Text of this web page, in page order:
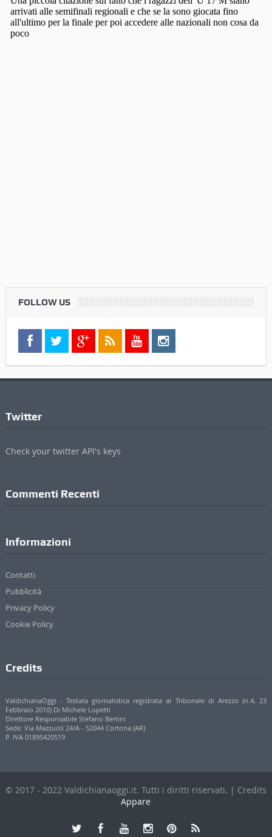
FOLLOW US
Twitter
Check your twitter API's keys
Commenti Recenti
Informazioni
Contatti
Pubblicità
Privacy Policy
Cookie Policy
Credits
ValdichianaOggi - Testata giornalistica registrata al Tribunale di Arezzo (n.4, 23
Febbraio 2010) Di Michele Lupetti
Direttore Responsabile Stefano Bertini
Sede: Via Mazzuoli 24/A - 52044 Cortona (AR)
P. IVA 01895420519
© 2017 - 2022 Valdichianaoggi.it. Tutti i diritti riservati. | Credits
Appare